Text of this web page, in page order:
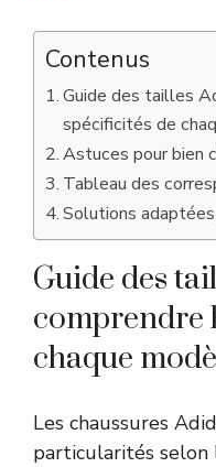
Contenus
Guide des tailles
spécificités de
Astuces pour bien
Tableau des
Solutions
Guide des
comprendre
chaque
Les chaussures
particularités selon